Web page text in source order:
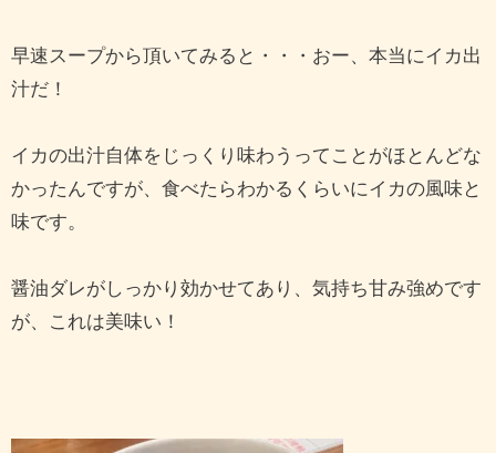
早速スープから頂いてみると・・・おー、本当にイカ出
汁だ！
イカの出汁自体をじっくり味わうってことがほとんどな
かったんですが、食べたらわかるくらいにイカの風味と
味です。
醤油ダレがしっかり効かせてあり、気持ち甘み強めです
が、これは美味い！